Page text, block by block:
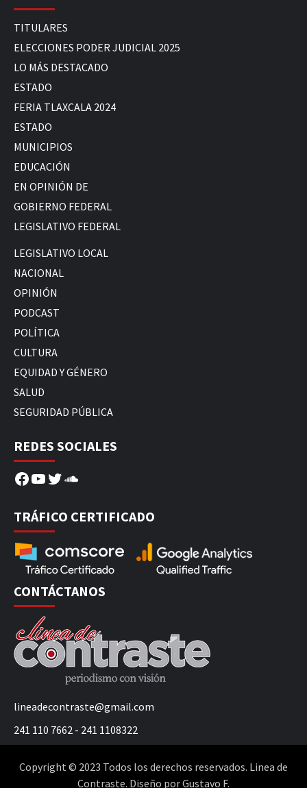
TITULARES
ELECCIONES PODER JUDICIAL 2025
LO MÁS DESTACADO
ESTADO
FERIA TLAXCALA 2024
ESTADO
MUNICIPIOS
EDUCACIÓN
EN OPINIÓN DE
GOBIERNO FEDERAL
LEGISLATIVO FEDERAL
LEGISLATIVO LOCAL
NACIONAL
OPINIÓN
PODCAST
POLÍTICA
CULTURA
EQUIDAD Y GÉNERO
SALUD
SEGURIDAD PÚBLICA
REDES SOCIALES
Facebook
YouTube
Twitter
SoundCloud
TRÁFICO CERTIFICADO
CONTÁCTANOS
lineadecontraste@gmail.com
241 110 7662 - 241 1108322
Copyright © 2023 Todos los derechos reservados. Linea de
Contraste. Diseño por Gustavo F.